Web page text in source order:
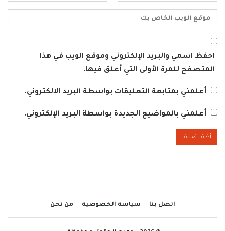
احفظ اسمي والبريد الإلكتروني وموقع الويب في هذا
المتصفح للمرة الأولى التي أعلق فيها.
أعلمني بمتابعة التعليقات بواسطة البريد الإلكتروني.
أعلمني بالمواضيع الجديدة بواسطة البريد الإلكتروني.
اتصل بنا سياسة الخصوصية من نحن